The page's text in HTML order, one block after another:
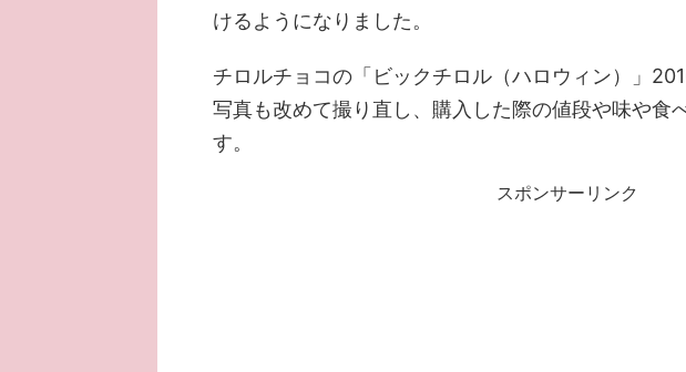
けるようになりました。
チロルチョコの「ビックチロル（ハロウィン）」
写真も改めて撮り直し、購入した際の値段や味や食
す。
スポンサーリンク